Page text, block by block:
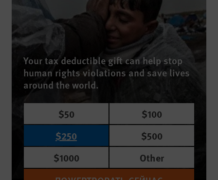
Your tax deductible gift can help stop
human rights violations and save lives
around the world.
$50
$100
$250
$500
$1000
Other